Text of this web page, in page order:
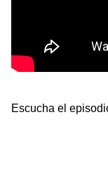
Escucha el